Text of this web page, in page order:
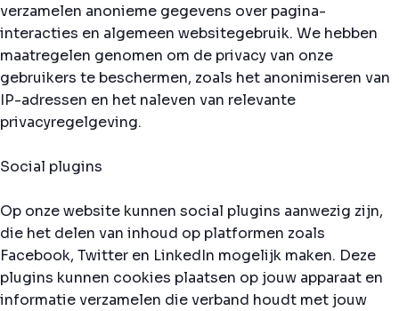
verzamelen anonieme gegevens over pagina-
interacties en algemeen websitegebruik. We hebben
maatregelen genomen om de privacy van onze
gebruikers te beschermen, zoals het anonimiseren van
IP-adressen en het naleven van relevante
privacyregelgeving.
Social plugins
Op onze website kunnen social plugins aanwezig zijn,
die het delen van inhoud op platformen zoals
Facebook, Twitter en LinkedIn mogelijk maken. Deze
plugins kunnen cookies plaatsen op jouw apparaat en
informatie verzamelen die verband houdt met jouw